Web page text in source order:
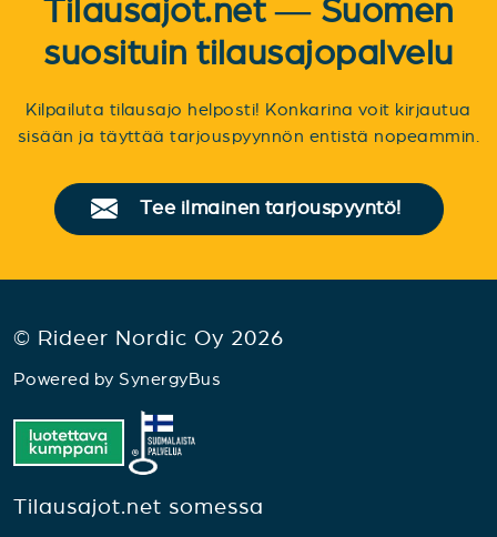
Tilausajot.net — Suomen
suosituin tilausajopalvelu
Kilpailuta tilausajo helposti! Konkarina voit kirjautua
sisään ja täyttää tarjouspyynnön entistä nopeammin.
Tee ilmainen tarjouspyyntö!
© Rideer Nordic Oy 2026
Powered by SynergyBus
Tilausajot.net somessa